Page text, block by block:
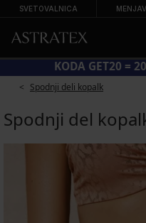
SVETOVALNICA
KODA GET20 =
Spodnji deli kopalk
Spodnji del